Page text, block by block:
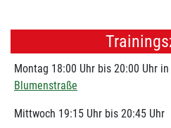
Montag 18:00 Uhr bis 20:00 Uhr
Blumenstraße
Mittwoch 19:15 Uhr bis 20:45 Uhr